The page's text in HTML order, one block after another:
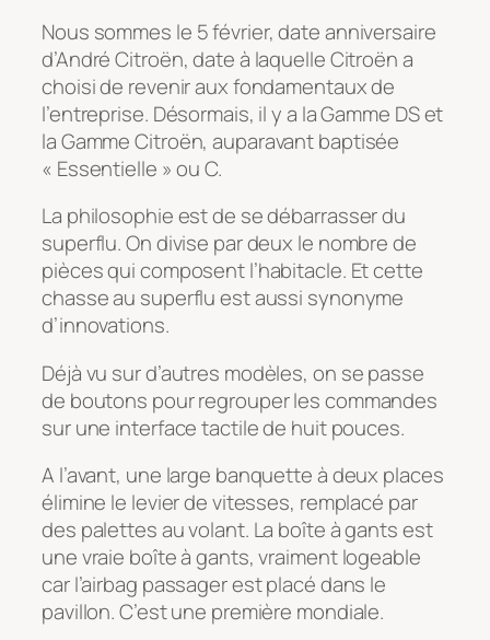
Nous sommes le 5 février, date anniversaire
d’André Citroën, date à laquelle Citroën a
choisi de revenir aux fondamentaux de
l’entreprise. Désormais, il y a la Gamme DS et
la Gamme Citroën, auparavant baptisée
« Essentielle » ou C.
La philosophie est de se débarrasser du
superflu. On divise par deux le nombre de
pièces qui composent l’habitacle. Et cette
chasse au superflu est aussi synonyme
d’innovations.
Déjà vu sur d’autres modèles, on se passe
de boutons pour regrouper les commandes
sur une interface tactile de huit pouces.
A l’avant, une large banquette à deux places
élimine le levier de vitesses, remplacé par
des palettes au volant. La boîte à gants est
une vraie boîte à gants, vraiment logeable
car l’airbag passager est placé dans le
pavillon. C’est une première mondiale.